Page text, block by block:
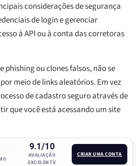
considerações de segurança
de login e gerenciar
à API ou à conta das corretoras
phishing ou clones falsos, não se
meio de links aleatórios. Em vez
de cadastro seguro através de
que você está acessando um site
9.1/10
AVALIAÇÃO
EXCELENTE
CRIAR UMA CONTA